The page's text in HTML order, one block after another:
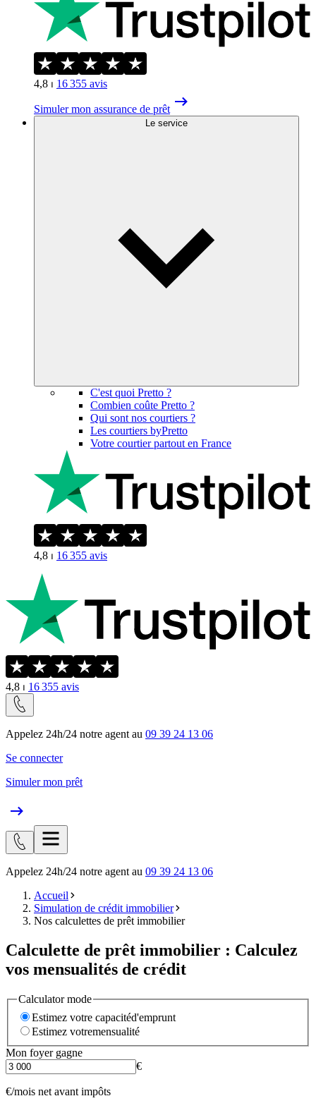
4,8 ⏐ 16 355 avis
Simuler mon assurance de prêt
Le service
C'est quoi Pretto ?
Combien coûte Pretto ?
Qui sont nos courtiers ?
Les courtiers byPretto
Votre courtier partout en France
4,8 ⏐ 16 355 avis
4,8 ⏐ 16 355 avis
Appelez 24h/24 notre agent au 09 39 24 13 06
Se connecter
Simuler mon prêt
Appelez 24h/24 notre agent au 09 39 24 13 06
Accueil
Simulation de crédit immobilier
Nos calculettes de prêt immobilier
Calculette de prêt immobilier : Calculez
vos mensualités de crédit
Calculator mode
Estimez votre capacitéd'emprunt
Estimez votremensualité
Mon foyer gagne
€
€/mois net avant impôts